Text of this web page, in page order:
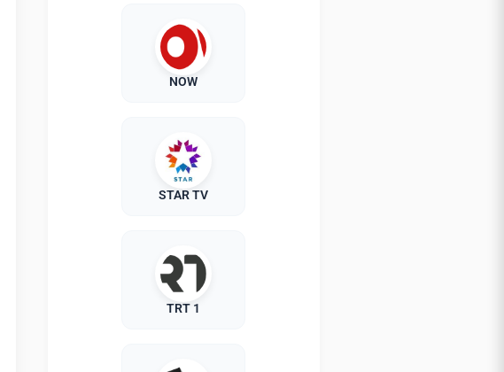
NOW
STAR TV
TRT 1